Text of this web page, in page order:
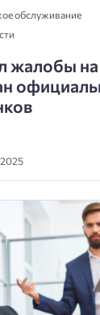
обслуживание
жалобы